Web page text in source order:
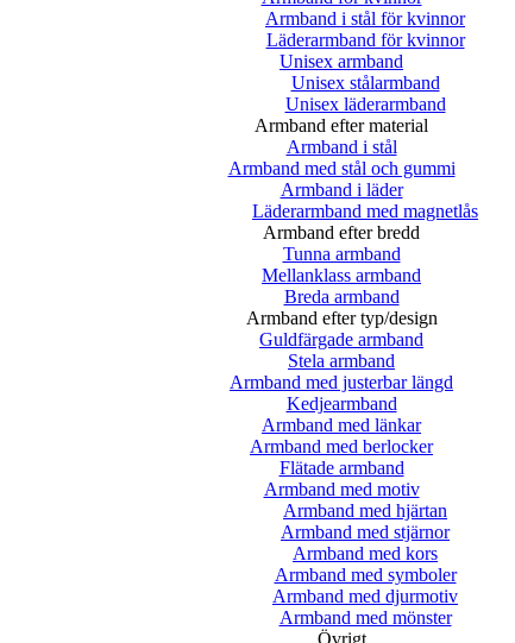
Armband i stål för kvinnor
Läderarmband för kvinnor
Unisex armband
Unisex stålarmband
Unisex läderarmband
Armband efter material
Armband i stål
Armband med stål och gummi
Armband i läder
Läderarmband med magnetlås
Armband efter bredd
Tunna armband
Mellanklass armband
Breda armband
Armband efter typ/design
Guldfärgade armband
Stela armband
Armband med justerbar längd
Kedjearmband
Armband med länkar
Armband med berlocker
Flätade armband
Armband med motiv
Armband med hjärtan
Armband med stjärnor
Armband med kors
Armband med symboler
Armband med djurmotiv
Armband med mönster
Övrigt